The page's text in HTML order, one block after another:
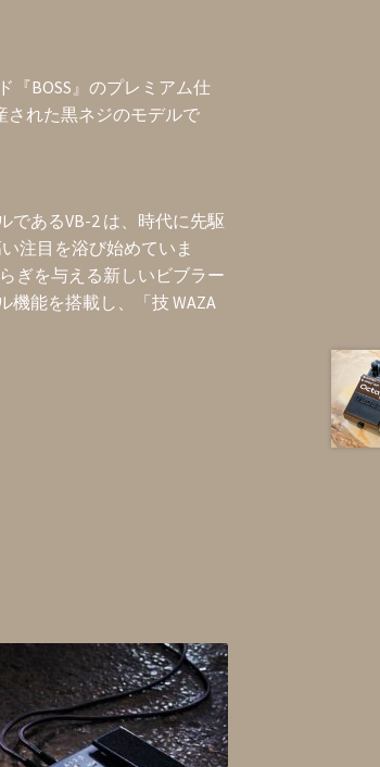
『BOSS』のプレミアム仕
された黒ネジのモデルで
であるVB-2 は、時代に先駆
注目を浴び始めていま
ぎを与える新しいビブラー
能を搭載し、「技 WAZA